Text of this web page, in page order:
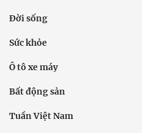
Đời sống
Sức khỏe
Ô tô xe máy
Bất động sản
Tuần Việt Nam